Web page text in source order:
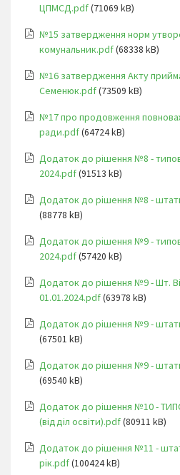
ЦПМСД.pdf(71069 kB)
№15 затвердження норм
комунальник.pdf(68338 kB)
№16 затвердження Акту
Семенюк.pdf(73509 kB)
№17 про продовження
ради.pdf(64724 kB)
Додаток до рішення №8 -
2024.pdf(91513 kB)
Додаток до рішення №8 -
(88778 kB)
Додаток до рішення №9 -
2024.pdf(57420 kB)
Додаток до рішення №9 - Шт.
01.01.2024.pdf(63978 kB)
Додаток до рішення №9 -
(67501 kB)
Додаток до рішення №9 -
(69540 kB)
Додаток до рішення №10 -
(відділ освіти).pdf(80911 kB)
Додаток до рішення №11 -
рік.pdf(100424 kB)